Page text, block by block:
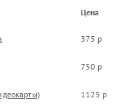
Цена
375 р
750 р
1125 р